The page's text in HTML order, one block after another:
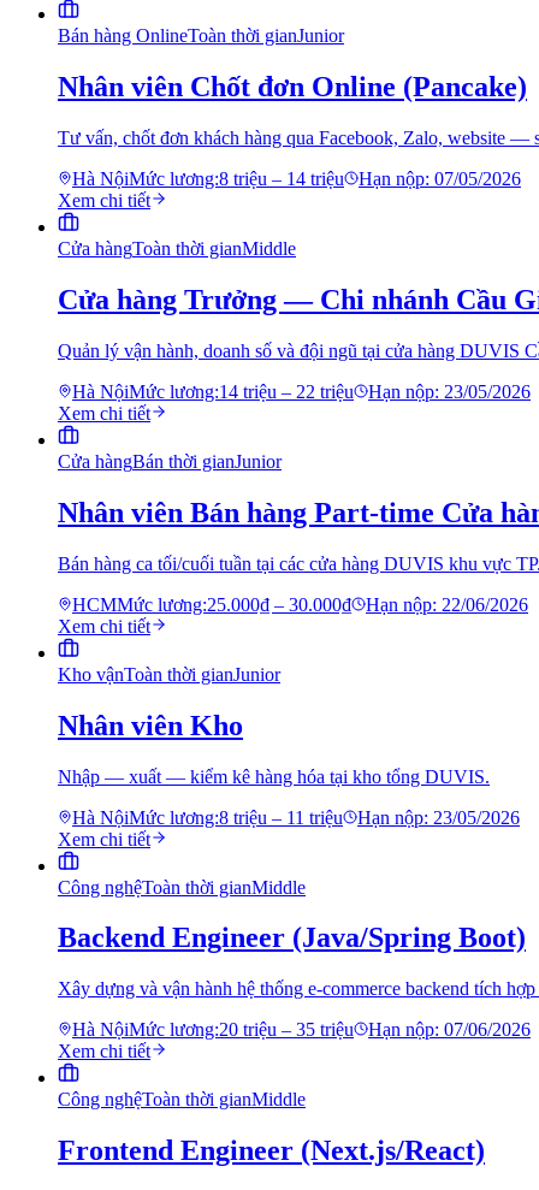
Bán hàng OnlineToàn thời gianJunior
Nhân viên Chốt đơn Online (Pancake)
Tư vấn, chốt đơn khách hàng qua Facebook, Zalo, website —
Hà NộiMức lương:8 triệu – 14 triệu Hạn nộp: 07/05/2026
Xem chi tiết
Cửa hàngToàn thời gianMiddle
Cửa hàng Trưởng — Chi nhánh Cầu
Quản lý vận hành, doanh số và đội ngũ tại cửa hàng DUVIS
Hà NộiMức lương:14 triệu – 22 triệu Hạn nộp: 23/05/2026
Xem chi tiết
Cửa hàngBán thời gianJunior
Nhân viên Bán hàng Part-time Cửa
Bán hàng ca tối/cuối tuần tại các cửa hàng DUVIS khu vực
HCMMức lương:25.000₫ – 30.000₫ Hạn nộp: 22/06/2026
Xem chi tiết
Kho vậnToàn thời gianJunior
Nhân viên Kho
Nhập — xuất — kiểm kê hàng hóa tại kho tổng DUVIS.
Hà NộiMức lương:8 triệu – 11 triệu Hạn nộp: 23/05/2026
Xem chi tiết
Công nghệToàn thời gianMiddle
Backend Engineer (Java/Spring Boot)
Xây dựng và vận hành hệ thống e-commerce backend tích hợp
Hà NộiMức lương:20 triệu – 35 triệu Hạn nộp: 07/06/2026
Xem chi tiết
Công nghệToàn thời gianMiddle
Frontend Engineer (Next.js/React)